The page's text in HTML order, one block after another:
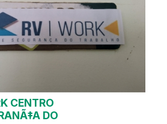
CENTRO
DO